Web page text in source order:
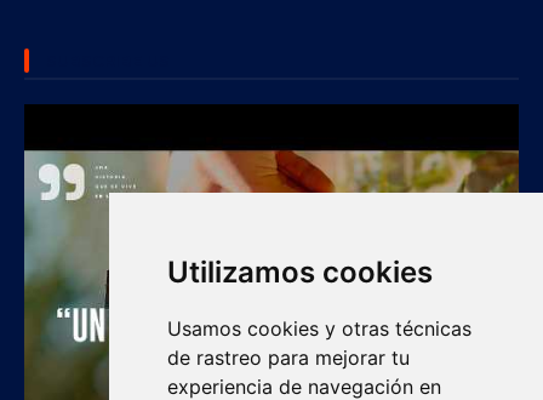
Utilizamos cookies
Usamos cookies y otras técnicas
de rastreo para mejorar tu
experiencia de navegación en